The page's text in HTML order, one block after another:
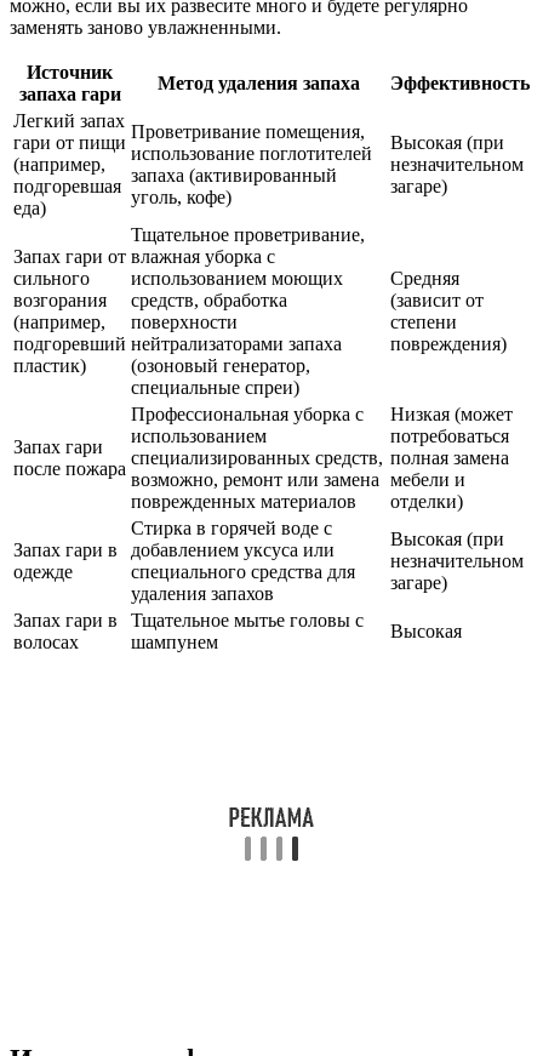
можно, если вы их развесите много и будете регулярно
заменять заново увлажненными.
Источник
запаха гари
Метод удаления запаха
Эффективность
Легкий запах
гари от пищи
(например,
подгоревшая
еда)
Проветривание помещения,
использование поглотителей
запаха (активированный
уголь, кофе)
Высокая (при
незначительном
загаре)
Запах гари от
сильного
возгорания
(например,
подгоревший
пластик)
Тщательное проветривание,
влажная уборка с
использованием моющих
средств, обработка
поверхности
нейтрализаторами запаха
(озоновый генератор,
специальные спреи)
Средняя
(зависит от
степени
повреждения)
Запах гари
после пожара
Профессиональная уборка с
использованием
специализированных средств,
возможно, ремонт или замена
поврежденных материалов
Низкая (может
потребоваться
полная замена
мебели и
отделки)
Запах гари в
одежде
Стирка в горячей воде с
добавлением уксуса или
специального средства для
удаления запахов
Высокая (при
незначительном
загаре)
Запах гари в
волосах
Тщательное мытье головы с
шампунем
Высокая